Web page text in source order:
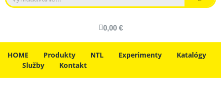
0,00 €
HOME Produkty NTL Experimenty
Katalógy
Služby
Kontakt